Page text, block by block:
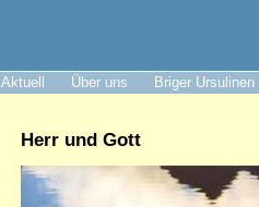
Aktuell Über uns Briger Ursulinen
Herr und Gott